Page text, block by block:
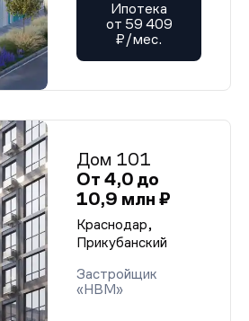
Ипотека
от 59 409
₽/мес.
Дом 101
От 4,0 до
10,9 млн ₽
Краснодар,
Прикубанский
Застройщик
«НВМ»